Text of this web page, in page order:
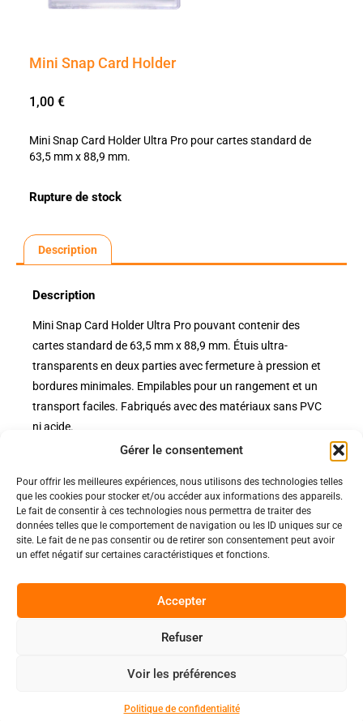
Gérer le consentement
Pour offrir les meilleures expériences, nous utilisons des technologies telles
que les cookies pour stocker et/ou accéder aux informations des appareils.
Le fait de consentir à ces technologies nous permettra de traiter des
données telles que le comportement de navigation ou les ID uniques sur ce
site. Le fait de ne pas consentir ou de retirer son consentement peut avoir
un effet négatif sur certaines caractéristiques et fonctions.
Accepter
Refuser
Voir les préférences
Politique de confidentialité
Mini Snap Card Holder
1,00 €
Mini Snap Card Holder Ultra Pro pour cartes standard de
63,5 mm x 88,9 mm.
Rupture de stock
Description
Description
Mini Snap Card Holder Ultra Pro pouvant contenir des
cartes standard de 63,5 mm x 88,9 mm. Étuis ultra-
transparents en deux parties avec fermeture à pression et
bordures minimales. Empilables pour un rangement et un
transport faciles. Fabriqués avec des matériaux sans PVC
ni acide.
Nos pages
Nos évènements
Nous contacter
Politiques
Politique de confidentialité
Nos conditions de vente et livraison
Code de conduite
Copyright 2025 © All rights Reserved.